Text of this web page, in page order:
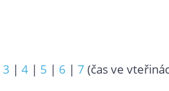
3 | 4 | 5 | 6 | 7 (čas ve